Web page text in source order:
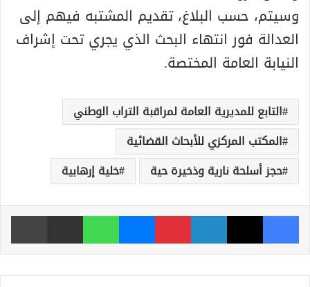
وسيتم، حسب البلاغ، تقديم المشتبه فيهم إلى
العدالة فور انتهاء البحث الذي يجري تحت إشراف
النيابة العامة المختصة.
التابع للمديرية العامة لمراقبة التراب الوطني
المكتب المركزي للأبحاث القضائية
حجز أسلحة نارية وذخيرة حية
خلية إرهابية
فيسبوك ‫X لينكدإن بينتيريست ماسنجر واتساب مشاركة عبر البريد